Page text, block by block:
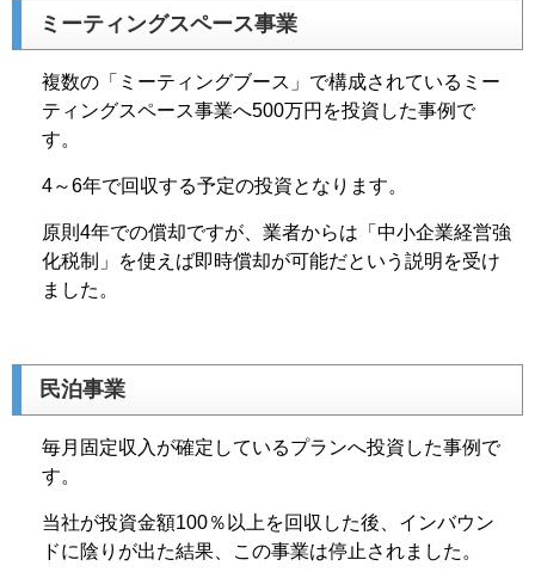
ミーティングスペース事業
複数の「ミーティングブース」で構成されているミー
ティングスペース事業へ500万円を投資した事例で
す。
4～6年で回収する予定の投資となります。
原則4年での償却ですが、業者からは「中小企業経営強
化税制」を使えば即時償却が可能だという説明を受け
ました。
民泊事業
毎月固定収入が確定しているプランへ投資した事例で
す。
当社が投資金額100％以上を回収した後、インバウン
ドに陰りが出た結果、この事業は停止されました。